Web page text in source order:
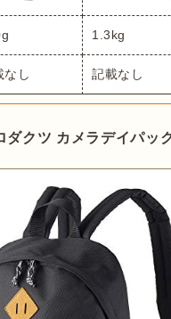
1.3kg
なし 記載なし
ダクツ カメラデイパッ